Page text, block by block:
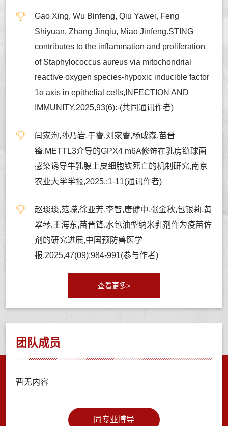
Gao Xing, Wu Binfeng, Qiu Yawei, Feng
Shiyuan, Zhang Jinqiu, Miao Jinfeng.STING
contributes to the inflammation and proliferation
of Staphylococcus aureus via mitochondrial
reactive oxygen species-hypoxic inducible factor
1α axis in epithelial cells,INFECTION AND
IMMUNITY,2025,93(6):-(共同通讯作者)
闫家洵,孙乃岩,于睿,刘家睿,杨成森,苗晋
锋.METTL3介导的GPX4 m6A修饰在乳房链球菌
感染诱导牛乳腺上皮细胞铁死亡的机制研究,南京
农业大学学报,2025,:1-11(通讯作者)
赵琰琰,范嵘,徐亚芳,李智,唐健中,张金秋,包银莉,黄
翠琴,王海东,苗晋锋.水包油型纳米乳剂作为疫苗佐
剂的研究进展,中国预防兽医学
报,2025,47(09):984-991(参与作者)
查看更多>
团队成员
暂无内容
同专业博导